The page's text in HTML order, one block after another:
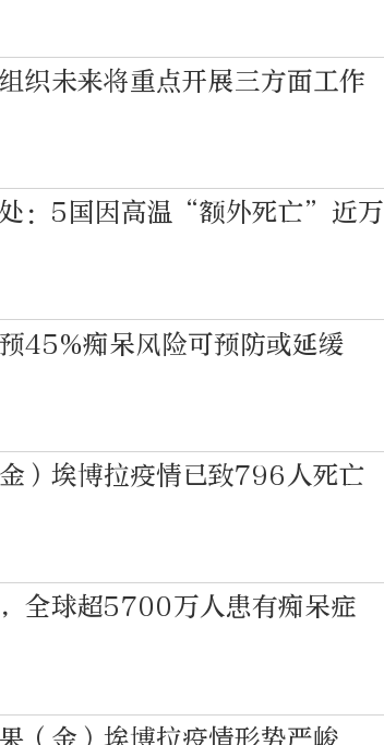
织未来将重点开展三方面工作
：5国因高温“额外死亡”近万
45%痴呆风险可预防或延缓
）埃博拉疫情已致796人死亡
全球超5700万人患有痴呆症
（金）埃博拉疫情形势严峻